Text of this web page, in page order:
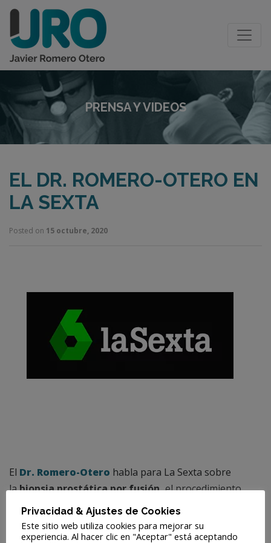
PRENSA Y VIDEOS
EL DR. ROMERO-OTERO EN
LA SEXTA
Posted on 15 octubre, 2020
El Dr. Romero-Otero habla para La Sexta sobre
labiopsia prostática por fusión,el procedimiento
más fiable y preciso para la detección del cáncer de
próstata.
Privacidad & Ajustes de Cookies
Este sitio web utiliza cookies para mejorar su
experiencia. Al hacer clic en "Aceptar" está aceptando